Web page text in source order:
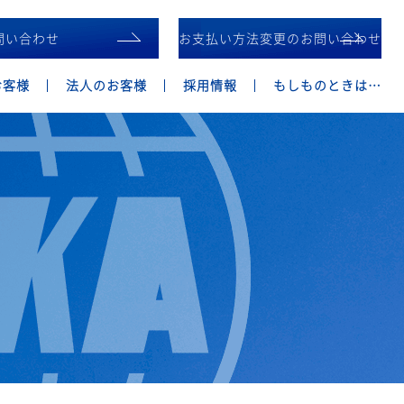
い合わせ お支払い方法変更のお問い合わせ
様 法人のお客様 採用情報 もしものときは…